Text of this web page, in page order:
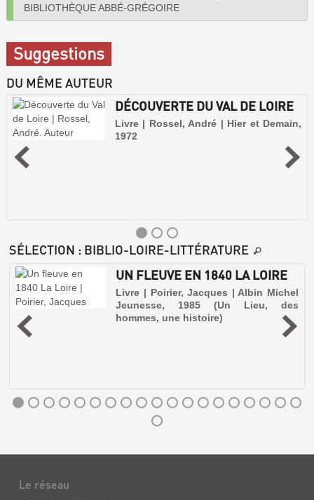
BIBLIOTHÈQUE ABBÉ-GRÉGOIRE
Suggestions
DU MÊME AUTEUR
DÉCOUVERTE DU VAL DE LOIRE
Livre | Rossel, André | Hier et Demain,
1972
DU
VAL
Rossel,
SÉLECTION : BIBLIO-LOIRE-LITTÉRATURE
UN FLEUVE EN 1840 LA LOIRE
Livre | Poirier, Jacques | Albin Michel
Jeunesse, 1985 (Un Lieu, des
hommes, une histoire)
Le réseau